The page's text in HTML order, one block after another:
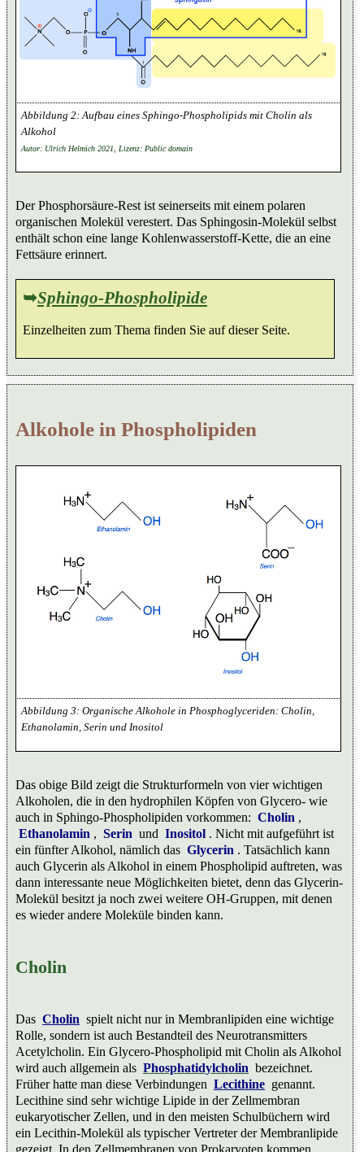
Aufbau eines Sphingo-Phospholipids mit Cholin als
Alkohol
Autor: Ulrich Helmich 2021, Lizenz: Public domain
Der Phosphorsäure-Rest ist seinerseits mit einem polaren
organischen Molekül verestert. Das Sphingosin-Molekül selbst
enthält schon eine lange Kohlenwasserstoff-Kette, die an eine
Fettsäure erinnert.
➥Sphingo-Phospholipide
Einzelheiten zum Thema finden Sie auf dieser Seite.
Alkohole in Phospholipiden
Organische Alkohole in Phosphoglyceriden: Cholin,
Ethanolamin, Serin und Inositol
Das obige Bild zeigt die Strukturformeln von vier wichtigen
Alkoholen, die in den hydrophilen Köpfen von Glycero- wie
auch in Sphingo-Phospholipiden vorkommen: Cholin ,
Ethanolamin , Serin und Inositol . Nicht mit aufgeführt ist
ein fünfter Alkohol, nämlich das Glycerin . Tatsächlich kann
auch Glycerin als Alkohol in einem Phospholipid auftreten, was
dann interessante neue Möglichkeiten bietet, denn das Glycerin-
Molekül besitzt ja noch zwei weitere OH-Gruppen, mit denen
es wieder andere Moleküle binden kann.
Cholin
Das Cholin spielt nicht nur in Membranlipiden eine wichtige
Rolle, sondern ist auch Bestandteil des Neurotransmitters
Acetylcholin. Ein Glycero-Phospholipid mit Cholin als Alkohol
wird auch allgemein als Phosphatidylcholin bezeichnet.
Früher hatte man diese Verbindungen Lecithine genannt.
Lecithine sind sehr wichtige Lipide in der Zellmembran
eukaryotischer Zellen, und in den meisten Schulbüchern wird
ein Lecithin-Molekül als typischer Vertreter der Membranlipide
gezeigt. In den Zellmembranen von Prokaryoten kommen